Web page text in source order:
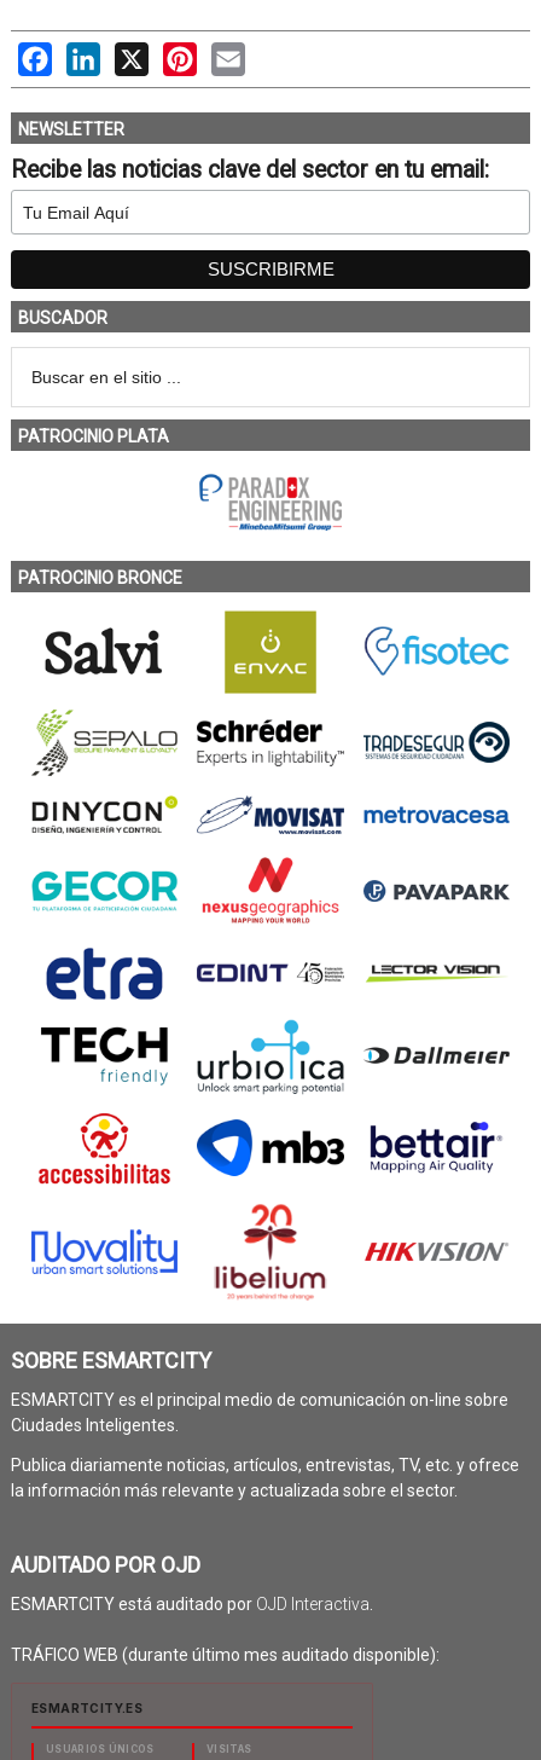
FacebookLinkedIn Pinterest
NEWSLETTER
Recibe las noticias clave del sector en tu email:
BUSCADOR
PATROCINIO PLATA
PATROCINIO BRONCE
SOBRE ESMARTCITY
ESMARTCITY es el principal medio de comunicación on-line sobre
Ciudades Inteligentes.
Publica diariamente noticias, artículos, entrevistas, TV, etc. y ofrece
la información más relevante y actualizada sobre el sector.
AUDITADO POR OJD
ESMARTCITY está auditado por OJD Interactiva.
TRÁFICO WEB (durante último mes auditado disponible):